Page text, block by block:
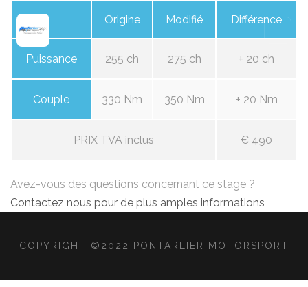
Origine Modifié Différence
Puissance 255 ch 275 ch + 20 ch
Couple 330 Nm 350 Nm + 20 Nm
PRIX TVA inclus € 490
Avez-vous des questions concernant ce stage ?
Contactez nous pour de plus amples informations
COPYRIGHT ©2022 PONTARLIER MOTORSPORT